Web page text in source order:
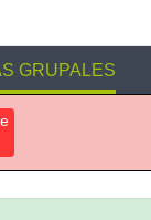
GRUPALES